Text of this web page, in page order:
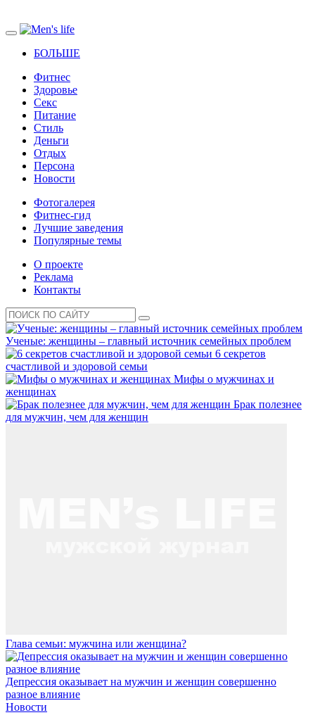
БОЛЬШЕ
Фитнес
Здоровье
Секс
Питание
Стиль
Деньги
Отдых
Персона
Новости
Фотогалерея
Фитнес-гид
Лучшие заведения
Популярные темы
О проекте
Реклама
Контакты
Ученые: женщины – главный источник семейных проблем
6 секретов
счастливой и здоровой семьи
Мифы о мужчинах и
женщинах
Брак полезнее
для мужчин, чем для женщин
Глава семьи: мужчина или женщина?
Депрессия оказывает на мужчин и женщин совершенно
разное влияние
Новости